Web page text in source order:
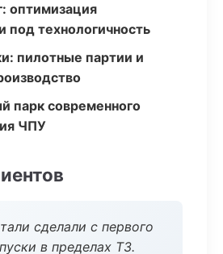
оптимизация
под технологичность
пилотные партии и
парк современного
ЧПУ
сделали с первого
в пределах ТЗ.